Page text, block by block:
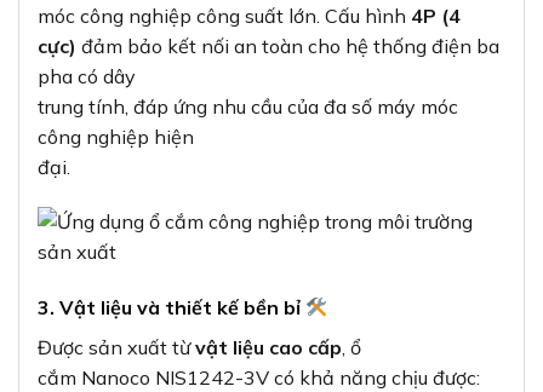
móc công nghiệp công suất lớn. Cấu hình 4P (4
cực) đảm bảo kết nối an toàn cho hệ thống điện ba
pha có dây
trung tính, đáp ứng nhu cầu của đa số máy móc
công nghiệp hiện
đại.
3. Vật liệu và thiết kế bền bỉ
Được sản xuất từvật liệu cao cấp, ổ
cắm Nanoco NIS1242-3V có khả năng chịu được: